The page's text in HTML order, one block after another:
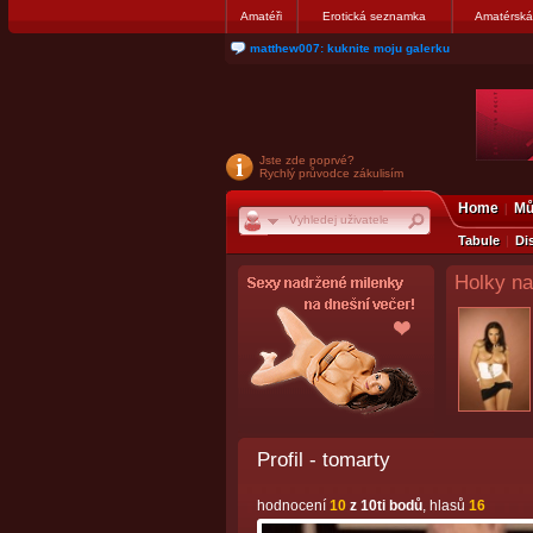
Amatéři Erotická seznamka
nanosekunda187: Hanka servis Praha
Jste zde poprvé?
Rychlý průvodce zákulisím
Home
Tabule
Holky
Profil - tomarty
hodnocení 10z 10ti bodů, hlasů 16